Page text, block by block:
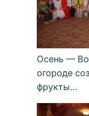
Осень —
огороде
фрукты…